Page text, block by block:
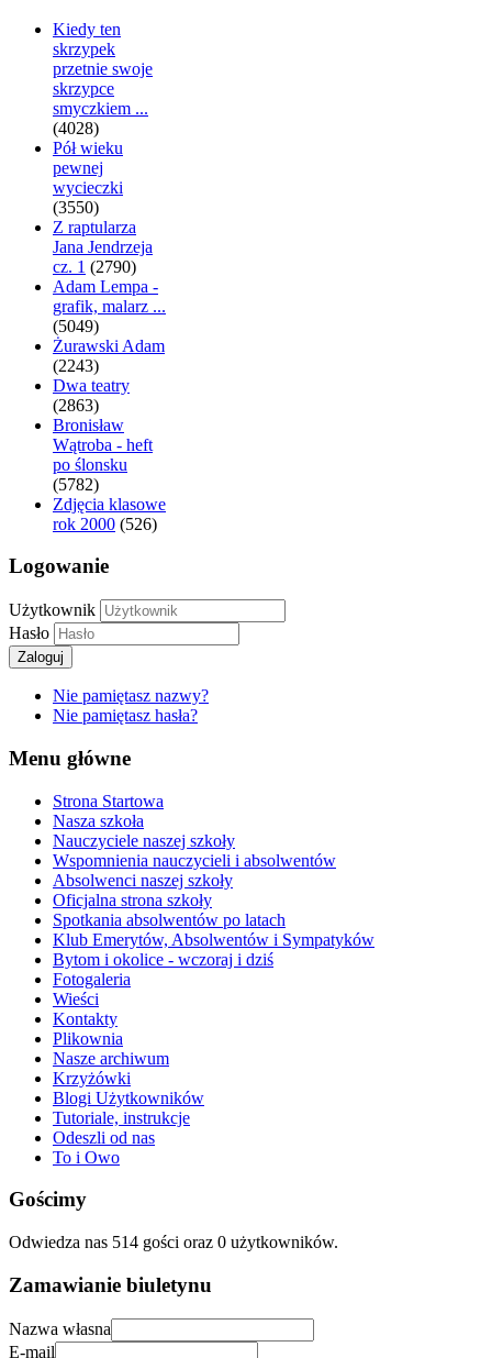
Kiedy ten
skrzypek
przetnie swoje
skrzypce
smyczkiem ...
(4028)
Pół wieku
pewnej
wycieczki
(3550)
Z raptularza
Jana Jendrzeja
cz. 1 (2790)
Adam Lempa -
grafik, malarz ...
(5049)
Żurawski Adam
(2243)
Dwa teatry
(2863)
Bronisław
Wątroba - heft
po ślonsku
(5782)
Zdjęcia klasowe
rok 2000 (526)
Logowanie
Użytkownik
Hasło
Zaloguj
Nie pamiętasz nazwy?
Nie pamiętasz hasła?
Menu główne
Strona Startowa
Nasza szkoła
Nauczyciele naszej szkoły
Wspomnienia nauczycieli i absolwentów
Absolwenci naszej szkoły
Oficjalna strona szkoły
Spotkania absolwentów po latach
Klub Emerytów, Absolwentów i Sympatyków
Bytom i okolice - wczoraj i dziś
Fotogaleria
Wieści
Kontakty
Plikownia
Nasze archiwum
Krzyżówki
Blogi Użytkowników
Tutoriale, instrukcje
Odeszli od nas
To i Owo
Gościmy
Odwiedza nas 514 gości oraz 0 użytkowników.
Zamawianie biuletynu
Nazwa własna
E-mail